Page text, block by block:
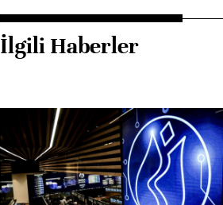
İlgili Haberler